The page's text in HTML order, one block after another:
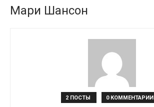
Мари Шансон
2 ПОСТЫ 0 КОММЕНТАРИИ